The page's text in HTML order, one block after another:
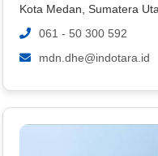
Kota Medan, Sumatera
061 - 50 300 592
mdn.dhe@indotara.id